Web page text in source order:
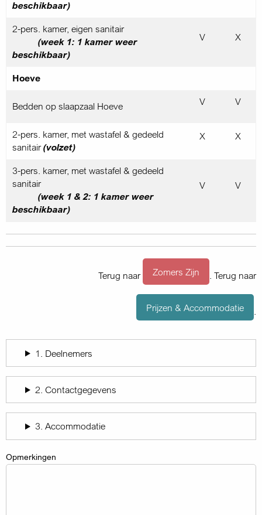
beschikbaar)
2-pers. kamer, eigen sanitair
(week 1: 1 kamer weer
beschikbaar)
V X
Hoeve
Bedden op slaapzaal Hoeve V V
2-pers. kamer, met wastafel & gedeeld
sanitair(volzet)
X X
3-pers. kamer, met wastafel & gedeeld
sanitair
(week 1 & 2: 1 kamer weer
beschikbaar)
V V
Terug naar Zomers Zijn . Terug naar
Prijzen & Accommodatie
1. Deelnemers
2. Contactgegevens
3. Accommodatie
Opmerkingen